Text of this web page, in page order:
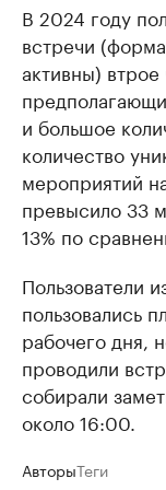
В 2024 году
встречи
активны)
и большое
количество
мероприятий
превысило 33
13% по
Пользователи
пользовались
рабочего дня,
проводили
собирали
около 16:00.
АвторыТеги